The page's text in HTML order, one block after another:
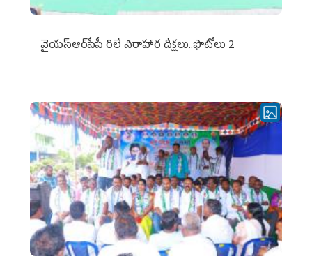
వైయ‌స్ఆర్‌సీపీ రిలే నిరాహార దీక్షలు..ఫొటోలు 2